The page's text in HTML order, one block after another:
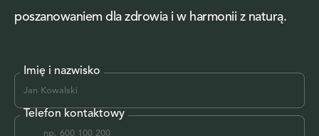
Imię i nazwisko
Telefon kontaktowy
poszanowaniem dla zdrowia i w harmonii z naturą.